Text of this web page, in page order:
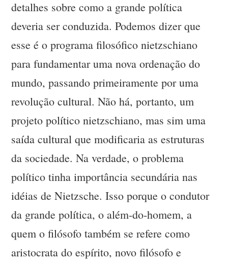
detalhes sobre como a grande política
deveria ser conduzida. Podemos dizer que
esse é o programa filosófico nietzschiano
para fundamentar uma nova ordenação do
mundo, passando primeiramente por uma
revolução cultural. Não há, portanto, um
projeto político nietzschiano, mas sim uma
saída cultural que modificaria as estruturas
da sociedade. Na verdade, o problema
político tinha importância secundária nas
idéias de Nietzsche. Isso porque o condutor
da grande política, o além-do-homem, a
quem o filósofo também se refere como
aristocrata do espírito, novo filósofo e